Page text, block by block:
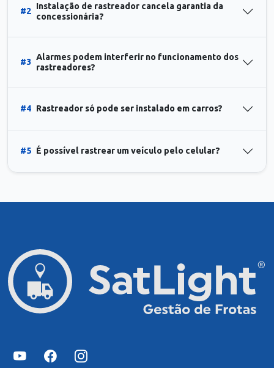
#2
Instalação de rastreador cancela garantia da
concessionária?
#3
Alarmes podem interferir no funcionamento dos
rastreadores?
#4 Rastreador só pode ser instalado em carros?
#5 É possível rastrear um veículo pelo celular?